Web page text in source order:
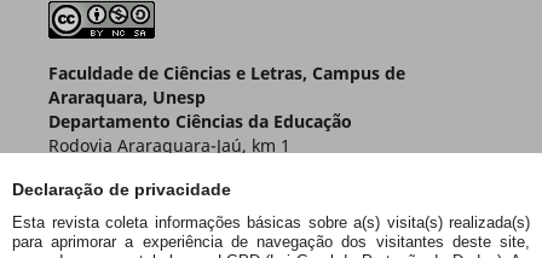
Declaração de privacidade
Esta revista coleta informações básicas sobre a(s) visita(s) realizada(s)
para aprimorar a experiência de navegação dos visitantes deste site,
Faculdade de Ciências e Letras, Campus de
Araraquara, Unesp
Departamento Ciências da Educação
Rodovia Araraquara-Jaú, km 1
Araraquara – SP – Brasil